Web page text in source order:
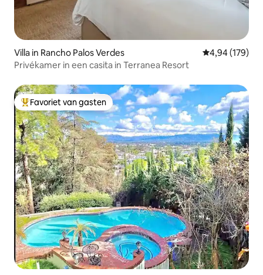
Villa in Rancho Palos Verdes Gemiddelde
4,94 (179)
Privékamer in een casita in Terranea Resort
Topfavoriet van gasten
Favoriet van gasten